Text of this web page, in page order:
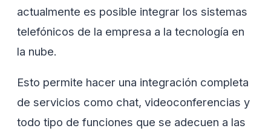
actualmente es posible integrar los sistemas
telefónicos de la empresa a la tecnología en
la nube.
Esto permite hacer una integración completa
de servicios como chat, videoconferencias y
todo tipo de funciones que se adecuen a las